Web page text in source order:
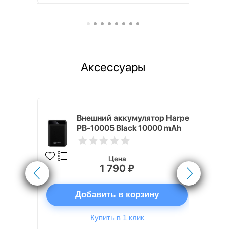
Аксессуары
Внешний аккумулятор Harper
PB-10005 Black 10000 mAh
Цена
1 790 ₽
Добавить в корзину
Купить в 1 клик